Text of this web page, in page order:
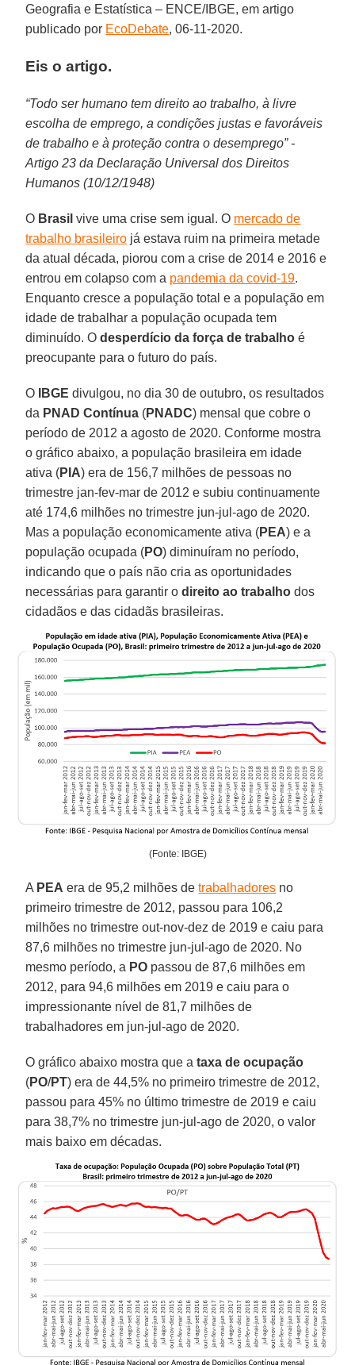
Geografia e Estatística – ENCE/IBGE, em artigo
publicado por EcoDebate, 06-11-2020.
Eis o artigo.
“Todo ser humano tem direito ao trabalho, à livre
escolha de emprego, a condições justas e favoráveis
de trabalho e à proteção contra o desemprego” -
Artigo 23 da Declaração Universal dos Direitos
Humanos (10/12/1948)
O Brasil vive uma crise sem igual. O mercado de
trabalho brasileiro já estava ruim na primeira metade
da atual década, piorou com a crise de 2014 e 2016 e
entrou em colapso com a pandemia da covid-19.
Enquanto cresce a população total e a população em
idade de trabalhar a população ocupada tem
diminuído. Odesperdício da força de trabalho é
preocupante para o futuro do país.
O IBGE divulgou, no dia 30 de outubro, os resultados
da PNAD Contínua (PNADC) mensal que cobre o
período de 2012 a agosto de 2020. Conforme mostra
o gráfico abaixo, a população brasileira em idade
ativa (PIA) era de 156,7 milhões de pessoas no
trimestre jan-fev-mar de 2012 e subiu continuamente
até 174,6 milhões no trimestre jun-jul-ago de 2020.
Mas a população economicamente ativa (PEA) e a
população ocupada (PO) diminuíram no período,
indicando que o país não cria as oportunidades
necessárias para garantir odireito ao trabalho dos
cidadãos e das cidadãs brasileiras.
(Fonte: IBGE)
A PEA era de 95,2 milhões detrabalhadores no
primeiro trimestre de 2012, passou para 106,2
milhões no trimestre out-nov-dez de 2019 e caiu para
87,6 milhões no trimestre jun-jul-ago de 2020. No
mesmo período, a PO passou de 87,6 milhões em
2012, para 94,6 milhões em 2019 e caiu para o
impressionante nível de 81,7 milhões de
trabalhadores em jun-jul-ago de 2020.
O gráfico abaixo mostra que a taxa de ocupação
(PO/PT) era de 44,5% no primeiro trimestre de 2012,
passou para 45% no último trimestre de 2019 e caiu
para 38,7% no trimestre jun-jul-ago de 2020, o valor
mais baixo em décadas.